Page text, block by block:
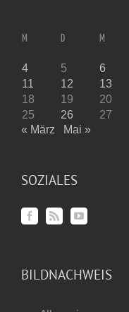
M D M
4
5 6
11
12 13
18
19 20
25
26 27
« März
Mai »
SOZIALES
BILDNACHWEIS